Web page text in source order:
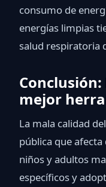
consumo de
energías limpias
salud respiratoria
mejor
La mala calidad
pública que
niños y adultos
específicos y